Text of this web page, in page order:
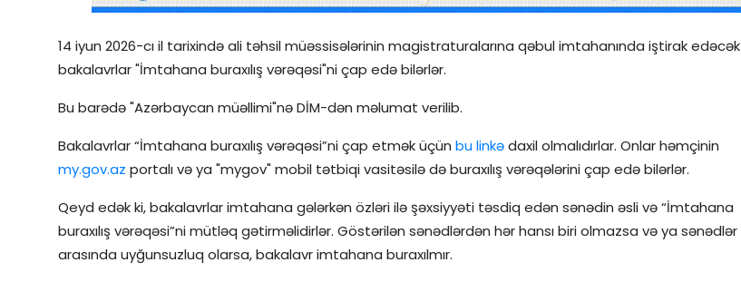
14 iyun 2026-cı il tarixində ali təhsil müəssisələrinin magistraturalarına qəbul imtahanında iştirak edəcək
bakalavrlar "İmtahana buraxılış vərəqəsi"ni çap edə bilərlər.
Bu barədə "Azərbaycan müəllimi"nə DİM-dən məlumat verilib.
Bakalavrlar “İmtahana buraxılış vərəqəsi”ni çap etmək üçün bu linkədaxil olmalıdırlar. Onlar həmçinin
my.gov.az portalı və ya "mygov" mobil tətbiqi vasitəsilə də buraxılış vərəqələrini çap edə bilərlər.
Qeyd edək ki, bakalavrlar imtahana gələrkən özləri ilə şəxsiyyəti təsdiq edən sənədin əsli və “İmtahana
buraxılış vərəqəsi”ni mütləq gətirməlidirlər. Göstərilən sənədlərdən hər hansı biri olmazsa və ya sənədlər
arasında uyğunsuzluq olarsa, bakalavr imtahana buraxılmır.